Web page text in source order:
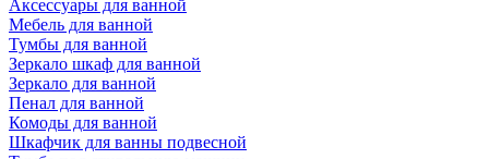
Аксессуары для ванной
Мебель для ванной
Тумбы для ванной
Зеркало шкаф для ванной
Зеркало для ванной
Пенал для ванной
Комоды для ванной
Шкафчик для ванны подвесной